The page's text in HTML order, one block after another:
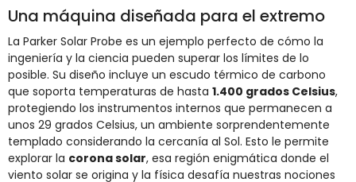
Una máquina diseñada para el extremo
La Parker Solar Probe es un ejemplo perfecto de cómo la
ingeniería y la ciencia pueden superar los límites de lo
posible. Su diseño incluye un escudo térmico de carbono
que soporta temperaturas de hasta 1.400 grados Celsius,
protegiendo los instrumentos internos que permanecen a
unos 29 grados Celsius, un ambiente sorprendentemente
templado considerando la cercanía al Sol. Esto le permite
explorar la corona solar, esa región enigmática donde el
viento solar se origina y la física desafía nuestras nociones